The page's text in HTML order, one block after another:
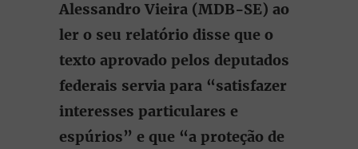
Alessandro Vieira (MDB-SE) ao
ler o seu relatório disse que o
texto aprovado pelos deputados
federais servia para “satisfazer
interesses particulares e
espúrios” e que “a proteção de